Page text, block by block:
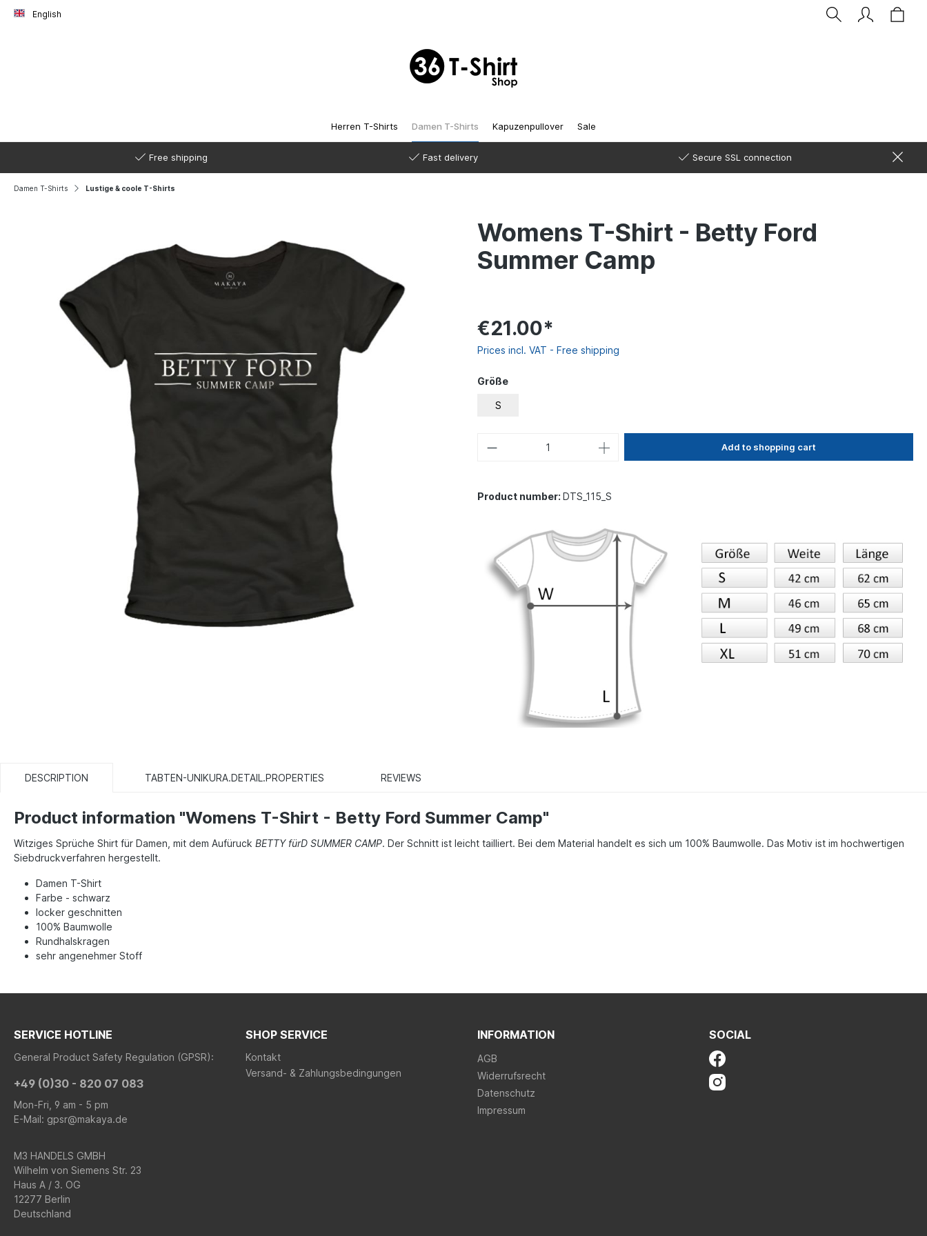
English
Herren T-Shirts Damen T-Shirts Kapuzenpullover Sale
Free shipping Fast delivery Secure SSL connection
Damen T-Shirts Lustige & coole T-Shirts
Womens T-Shirt - Betty Ford
Summer Camp
€21.00*
Prices incl. VAT - Free shipping
Größe
S
Add to shopping cart
Product number: DTS_115_S
DESCRIPTION TABTEN-UNIKURA.DETAIL.PROPERTIES REVIEWS
Product information "Womens T-Shirt - Betty Ford Summer Camp"
Witziges Sprüche Shirt für Damen, mit dem Aufüruck BETTY fürD SUMMER CAMP. Der Schnitt ist leicht tailliert. Bei dem Material handelt es sich um 100% Baumwolle. Das Motiv ist im hochwertigen
Siebdruckverfahren hergestellt.
Damen T-Shirt
Farbe - schwarz
locker geschnitten
100% Baumwolle
Rundhalskragen
sehr angenehmer Stoff
SERVICE HOTLINE
General Product Safety Regulation (GPSR):
+49 (0)30 - 820 07 083
Mon-Fri, 9 am - 5 pm
E-Mail: gpsr@makaya.de
M3 HANDELS GMBH
Wilhelm von Siemens Str. 23
Haus A / 3. OG
12277 Berlin
Deutschland
SHOP SERVICE
Kontakt
Versand- & Zahlungsbedingungen
INFORMATION
AGB
Widerrufsrecht
Datenschutz
Impressum
SOCIAL